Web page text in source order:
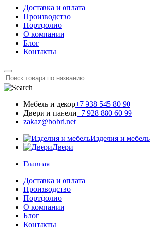
Доставка и оплата
Производство
Портфолио
О компании
Блог
Контакты
Мебель и декор+7 938 545 80 90
Двери и панели+7 928 880 60 99
zakaz@bobri.net
Изделия и мебель
Двери
Главная
Доставка и оплата
Производство
Портфолио
О компании
Блог
Контакты